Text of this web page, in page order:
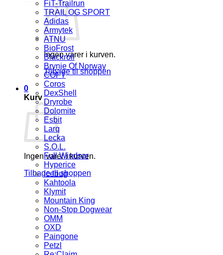
Ingen varer i kurven.
Tilbage til shoppen
0
Kurv
Ingen varer i kurven.
Tilbage til shoppen
FiT-Trailrun
TRAIL OG SPORT
Adidas
Armytek
ATNU
BioFrost
Blackroll
Brynje Of Norway
COFT
Coros
DexShell
Dryrobe
Dolomite
Esbit
Larq
Lecka
S.O.L.
Full Windsor
Hyperice
Icebug
Kahtoola
Klymit
Mountain King
Non-Stop Dogwear
OMM
OXD
Paingone
Petzl